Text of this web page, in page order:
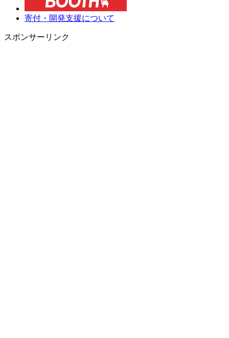
寄付・開発支援について
スポンサーリンク